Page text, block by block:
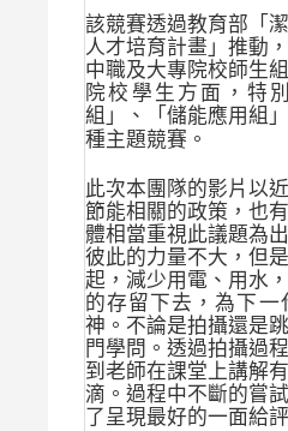
該競賽透過教育部「
人才培育計畫」推動
中職及大專院校師生
院校學生方面，特
組」、「儲能應用組
種主題競賽。
此次本團隊的影片以
節能相關的政策，也
體相當重視此議題為
彼此的力量不大，但
起，減少用電、用水
的存留下去，為下一
神。不論是拍攝還是
門學問。透過拍攝過
到老師在課堂上講解
滴。過程中不斷的嘗
了呈現最好的一面給